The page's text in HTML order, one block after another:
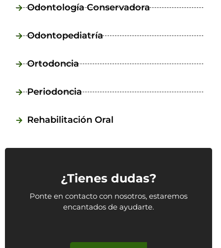
Odontología Conservadora
Odontopediatría
Ortodoncia
Periodoncia
Rehabilitación Oral
¿Tienes dudas?
Ponte en contacto con nosotros, estaremos
encantados de ayudarte.